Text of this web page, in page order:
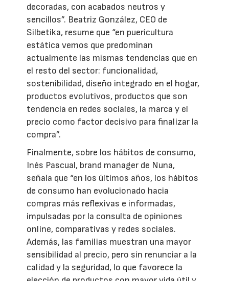
decoradas, con acabados neutros y
sencillos”. Beatriz González, CEO de
Silbetika, resume que “en puericultura
estática vemos que predominan
actualmente las mismas tendencias que en
el resto del sector: funcionalidad,
sostenibilidad, diseño integrado en el hogar,
productos evolutivos, productos que son
tendencia en redes sociales, la marca y el
precio como factor decisivo para finalizar la
compra”.
Finalmente, sobre los hábitos de consumo,
Inés Pascual, brand manager de Nuna,
señala que “en los últimos años, los hábitos
de consumo han evolucionado hacia
compras más reflexivas e informadas,
impulsadas por la consulta de opiniones
online, comparativas y redes sociales.
Además, las familias muestran una mayor
sensibilidad al precio, pero sin renunciar a la
calidad y la seguridad, lo que favorece la